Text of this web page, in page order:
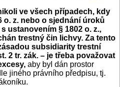
ve všech případech, kdy
o. z. nebo o sjednání úroků
ustanovením § 1802 o. z.,
trestný čin lichvy. Za tento
subsidiarity trestní
2 tr. zák. – je třeba považovat
aby byl dán prostor
jiného právního předpisu, tj.